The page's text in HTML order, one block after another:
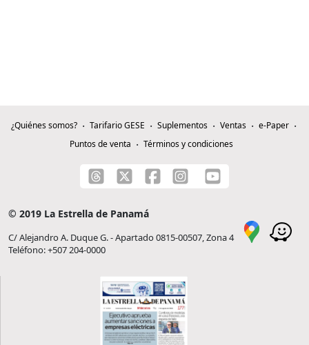
¿Quiénes somos? Tarifario GESE Suplementos Ventas
e-Paper
Puntos de venta
Términos y condiciones
© 2019 La Estrella de Panamá
C/ Alejandro A. Duque G. - Apartado 0815-00507, Zona 4
Teléfono: +507 204-0000